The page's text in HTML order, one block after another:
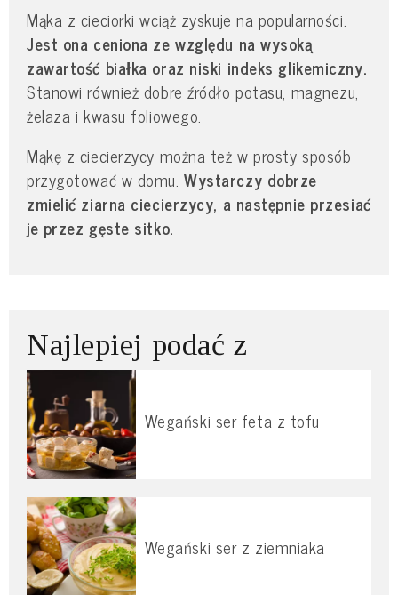
Mąka z cieciorki wciąż zyskuje na popularności.
Jest ona ceniona ze względu na wysoką
zawartość białka oraz niski indeks glikemiczny.
Stanowi również dobre źródło potasu, magnezu,
żelaza i kwasu foliowego.
Mąkę z ciecierzycy można też w prosty sposób
przygotować w domu.Wystarczy dobrze
zmielić ziarna ciecierzycy, a następnie przesiać
je przez gęste sitko.
Najlepiej podać z
Wegański ser feta z tofu
Wegański ser z ziemniaka